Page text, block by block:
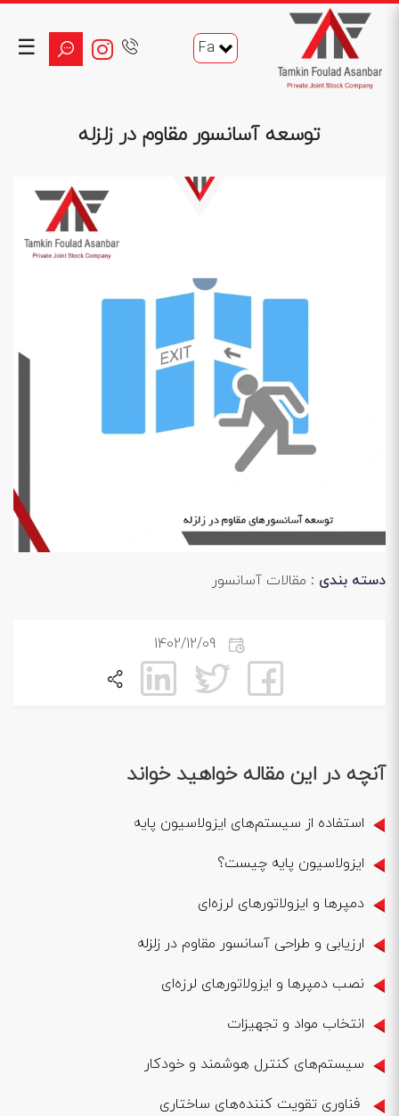
☰ Fa
توسعه آسانسور مقاوم در زلزله
دسته بندی : مقالات آسانسور
1402/12/09
آنچه در این مقاله خواهید خواند
استفاده از سیستم‌های ایزولاسیون پایه
ایزولاسیون پایه چیست؟
دمپرها و ایزولاتورهای لرزه‌ای
ارزیابی و طراحی آسانسور مقاوم در زلزله
نصب دمپرها و ایزولاتورهای لرزه‌ای
انتخاب مواد و تجهیزات
سیستم‌های کنترل هوشمند و خودکار
فناوری تقویت کننده‌های ساختاری